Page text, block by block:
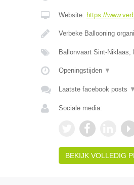
Website: https://
Verbeke Ballooning
Ballonvaart Sint-
Openingstijden ▼
Laatste facebook posts ▼
Sociale media:
BEKIJK VOLLEDIG